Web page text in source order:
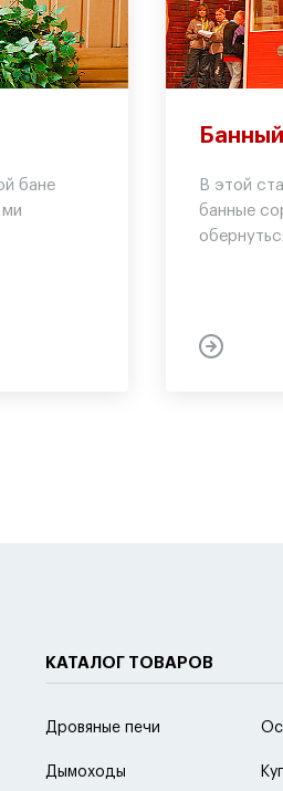
бане
В этой
банные
КАТАЛОГ ТОВАРОВ
Дровяные печи
Дымоходы